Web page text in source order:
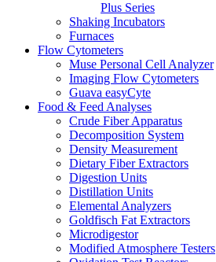
Plus Series
Shaking Incubators
Furnaces
Flow Cytometers
Muse Personal Cell Analyzer
Imaging Flow Cytometers
Guava easyCyte
Food & Feed Analyses
Crude Fiber Apparatus
Decomposition System
Density Measurement
Dietary Fiber Extractors
Digestion Units
Distillation Units
Elemental Analyzers
Goldfisch Fat Extractors
Microdigestor
Modified Atmosphere Testers